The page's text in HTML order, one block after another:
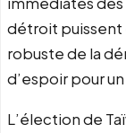
détroit puissent
robuste de la
d’espoir pour
L’élection de